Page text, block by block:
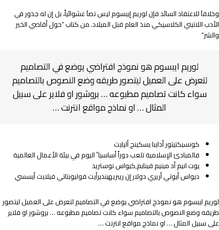
وخلافاَ للاعتقاد السائد فإن لوريم إيبسوم ليس نصاَ عشوائياً، بل إن له جذور في
الأدب اللاتيني الكلاسيكي منذ العام قبل الميلاد. من كتاب “حول أقاصي الخير
والشر”
لوريم ايبسوم هو نموذج افتراضي يوضع في التصاميم
لتعرض على العميل ليتصور طريقه وضع النصوص بالتصاميم
سواء كانت تصاميم مطبوعه … بروشور او فلاير على سبيل
المثال … او نماذج مواقع انترنت …
كونسيكتيتور أدايبا يسكينج أليايت
فالمبادئ الإسلامية تلعب دوراً أساسيا ً اليوم في بيئة الأعمال العالمية
يوت انيم أد مينيم فينايم,كيواس نوستريد
ديواس أيوتي أريري دولار إن ريبريهينديرأيت فوليوبتاتي فيلايت أيسسي
لوريم ايبسوم هو نموذج افتراضي يوضع في التصاميم لتعرض على العميل ليتصور
طريقه وضع النصوص بالتصاميم سواء كانت تصاميم مطبوعه … بروشور او فلاير
على سبيل المثال … او نماذج مواقع انترنت …